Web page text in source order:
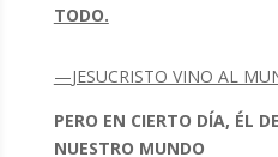
TODO.
—JESUCRISTO VINO AL
PERO EN CIERTO DÍA, ÉL
NUESTRO MUNDO